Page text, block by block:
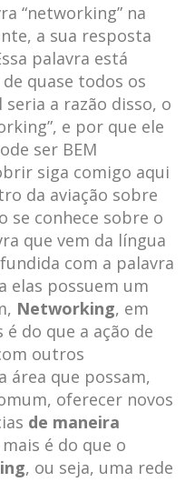
“networking” na
a sua resposta
palavra está
quase todos os
a razão disso, o
e por que ele
ser BEM
siga comigo aqui
da aviação sobre
se conhece sobre o
que vem da língua
com a palavra
elas possuem um
Networking, em
do que a ação de
outros
área que possam,
oferecer novos
de maneira
é do que o
, ou seja, uma rede